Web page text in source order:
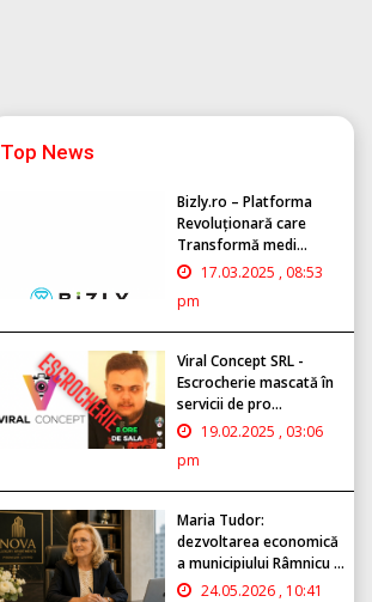
Top News
Bizly.ro – Platforma
Revoluționară care
Transformă medi...
17.03.2025 , 08:53
pm
Viral Concept SRL -
Escrocherie mascată în
servicii de pro...
19.02.2025 , 03:06
pm
Maria Tudor:
dezvoltarea economică
a municipiului Râmnicu ...
24.05.2026 , 10:41